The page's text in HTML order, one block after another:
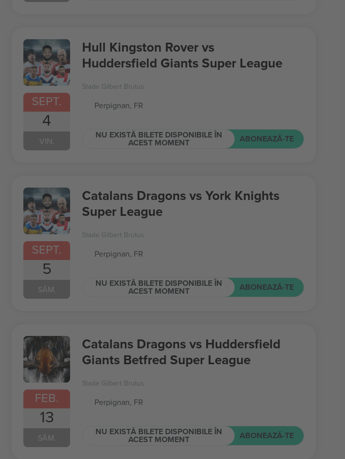
SEPT.
4
VIN.
Hull Kingston Rover vs
Huddersfield Giants Super League
Stade Gilbert Brutus
Perpignan, FR
NU EXISTĂ BILETE DISPONIBILE ÎN
ACEST MOMENT ABONEAZĂ-TE
SEPT.
5
SÂM.
Catalans Dragons vs York Knights
Super League
Stade Gilbert Brutus
Perpignan, FR
NU EXISTĂ BILETE DISPONIBILE ÎN
ACEST MOMENT ABONEAZĂ-TE
FEB.
13
SÂM.
Catalans Dragons vs Huddersfield
Giants Betfred Super League
Stade Gilbert Brutus
Perpignan, FR
NU EXISTĂ BILETE DISPONIBILE ÎN
ACEST MOMENT ABONEAZĂ-TE